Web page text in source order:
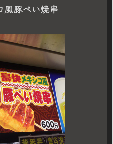
風豚ぺい焼串